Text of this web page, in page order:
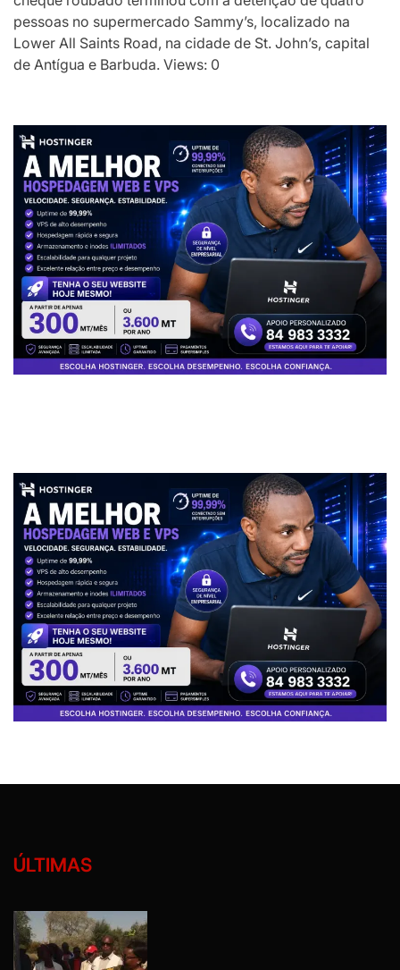
pessoas no supermercado Sammy’s, localizado na
Lower All Saints Road, na cidade de St. John’s, capital
de Antígua e Barbuda. Views: 0
ÚLTIMAS